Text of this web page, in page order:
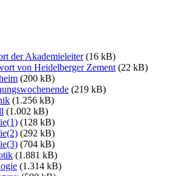
der Akademieleiter(16 kB)
von Heidelberger Zement (22 kB)
(200 kB)
(219 kB)
(1.256 kB)
(1.002 kB)
(128 kB)
(292 kB)
(704 kB)
(1.881 kB)
(1.314 kB)